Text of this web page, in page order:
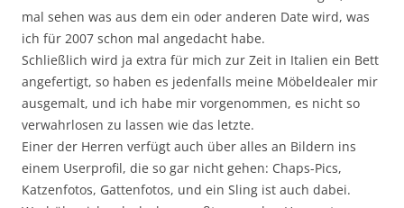
mal sehen was aus dem ein oder anderen Date wird, was
ich für 2007 schon mal angedacht habe.
Schließlich wird ja extra für mich zur Zeit in Italien ein Bett
angefertigt, so haben es jedenfalls meine Möbeldealer mir
ausgemalt, und ich habe mir vorgenommen, es nicht so
verwahrlosen zu lassen wie das letzte.
Einer der Herren verfügt auch über alles an Bildern ins
einem Userprofil, die so gar nicht gehen: Chaps-Pics,
Katzenfotos, Gattenfotos, und ein Sling ist auch dabei.